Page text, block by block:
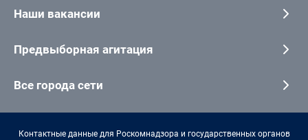
Наши вакансии
Предвыборная агитация
Все города сети
Контактные данные для Роскомнадзора и государственных органов